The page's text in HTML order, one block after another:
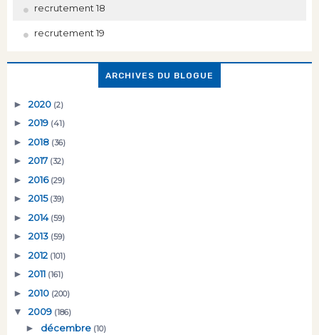
recrutement 18
recrutement 19
ARCHIVES DU BLOGUE
► 2020 (2)
► 2019 (41)
► 2018 (36)
► 2017 (32)
► 2016 (29)
► 2015 (39)
► 2014 (59)
► 2013 (59)
► 2012 (101)
► 2011 (161)
► 2010 (200)
▼ 2009 (186)
► décembre (10)